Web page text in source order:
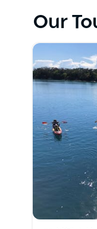
槳技術；車削
提供的所有
也可租用站立
Our